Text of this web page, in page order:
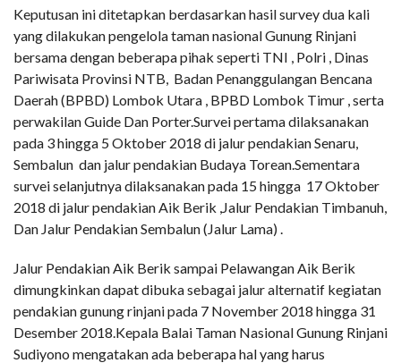
Keputusan ini ditetapkan berdasarkan hasil survey dua kali
yang dilakukan pengelola taman nasional Gunung Rinjani
bersama dengan beberapa pihak seperti TNI , Polri , Dinas
Pariwisata Provinsi NTB, Badan Penanggulangan Bencana
Daerah (BPBD) Lombok Utara , BPBD Lombok Timur , serta
perwakilan Guide Dan Porter.Survei pertama dilaksanakan
pada 3 hingga 5 Oktober 2018 di jalur pendakian Senaru,
Sembalun dan jalur pendakian Budaya Torean.Sementara
survei selanjutnya dilaksanakan pada 15 hingga 17 Oktober
2018 di jalur pendakian Aik Berik ,Jalur Pendakian Timbanuh,
Dan Jalur Pendakian Sembalun (Jalur Lama) .
Jalur Pendakian Aik Berik sampai Pelawangan Aik Berik
dimungkinkan dapat dibuka sebagai jalur alternatif kegiatan
pendakian gunung rinjani pada 7 November 2018 hingga 31
Desember 2018.Kepala Balai Taman Nasional Gunung Rinjani
Sudiyono mengatakan ada beberapa hal yang harus